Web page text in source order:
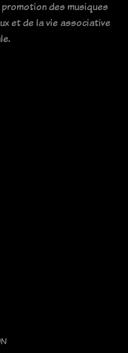
des musiques
et de la vie associative